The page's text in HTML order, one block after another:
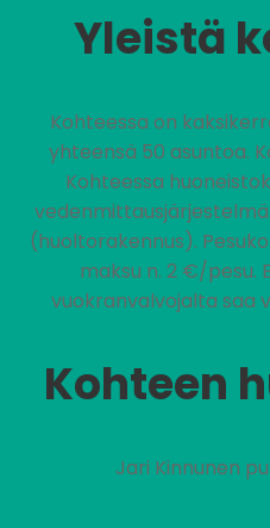
Yleistä
Kohteessa on
yhteensä 50 asuntoa.
Kohteessa
(huoltorakennus).
maksu n. 2 €/pesu.
vuokranvalvojalta saa
Kohteen
Jari Kinnunen